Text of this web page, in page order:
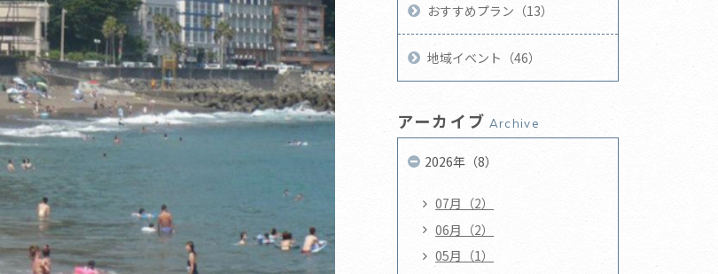
おすすめプラン（13）
地域イベント（46）
アーカイブ Archive
2026年（8）
07月（2）
06月（2）
05月（1）